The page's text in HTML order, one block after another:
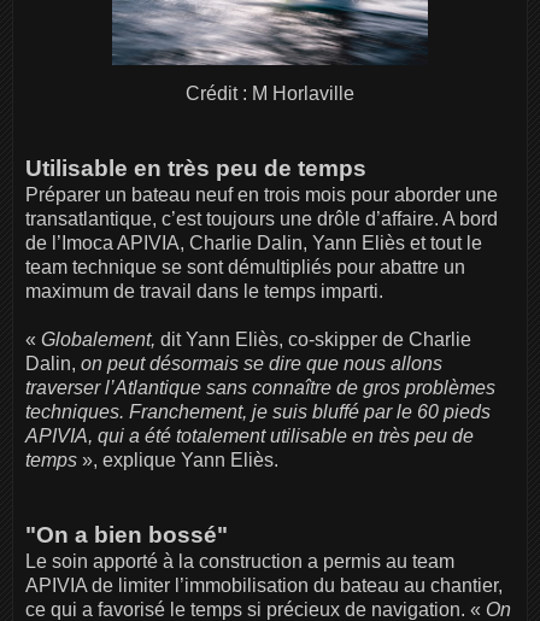
Crédit : M Horlaville
Utilisable en très peu de temps
Préparer un bateau neuf en trois mois pour aborder une
transatlantique, c’est toujours une drôle d’affaire. A bord
de l’Imoca APIVIA, Charlie Dalin, Yann Eliès et tout le
team technique se sont démultipliés pour abattre un
maximum de travail dans le temps imparti.
« Globalement, dit Yann Eliès, co-skipper de Charlie
Dalin, on peut désormais se dire que nous allons
traverser l’Atlantique sans connaître de gros problèmes
techniques. Franchement, je suis bluffé par le 60 pieds
APIVIA, qui a été totalement utilisable en très peu de
temps », explique Yann Eliès.
"On a bien bossé"
Le soin apporté à la construction a permis au team
APIVIA de limiter l’immobilisation du bateau au chantier,
ce qui a favorisé le temps si précieux de navigation. « On